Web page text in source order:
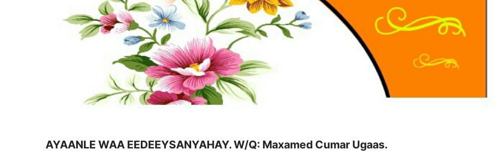
AYAANLE WAA EEDEEYSANYAHAY. W/Q: Maxamed Cumar Ugaas.